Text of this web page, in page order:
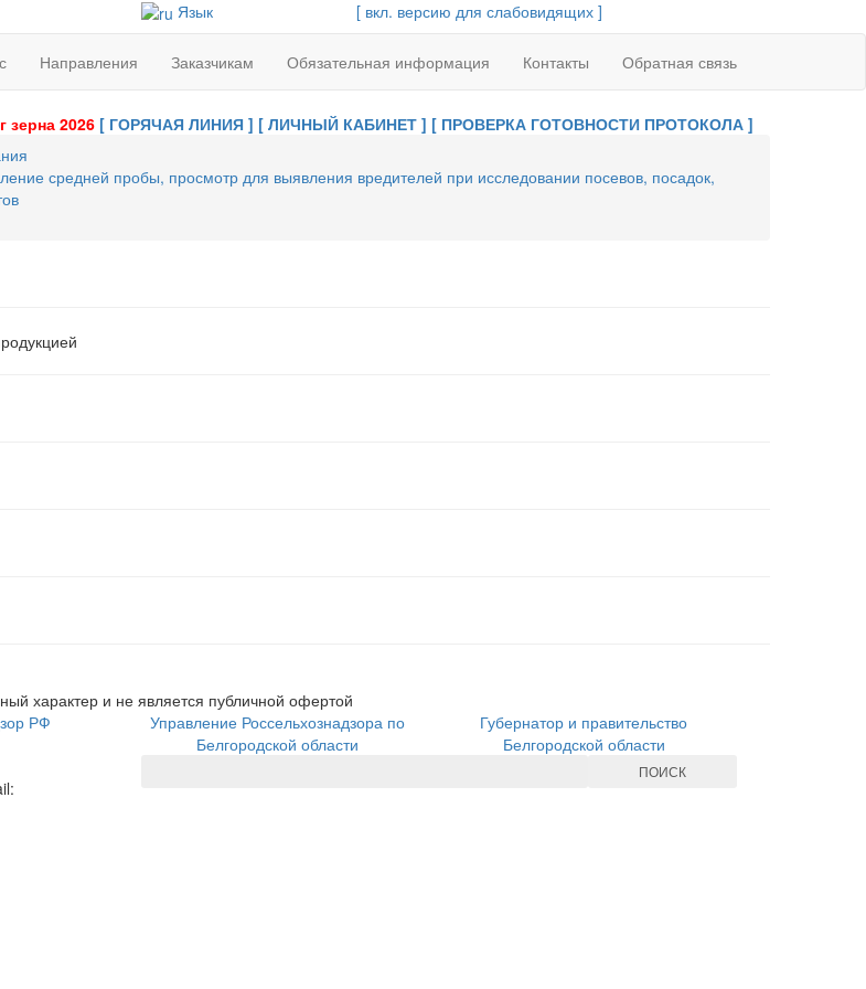
Язык [ вкл. версию для слабовидящих ]
Направления Заказчикам Обязательная информация Контакты Обратная связь
зерна 2026 [ ГОРЯЧАЯ ЛИНИЯ ] [ ЛИЧНЫЙ КАБИНЕТ ] [ ПРОВЕРКА ГОТОВНОСТИ ПРОТОКОЛА ]
средней пробы, просмотр для выявления вредителей при исследовании посевов, посадок,
характер и не является публичной офертой
РФ
Управление Россельхознадзора по
Белгородской области
Губернатор и правительство
Белгородской области